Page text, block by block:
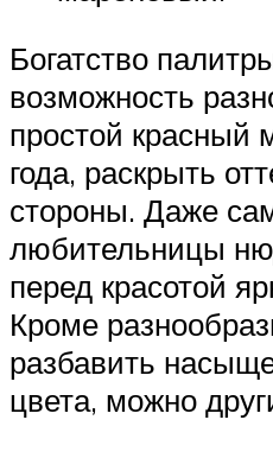
Богатство
возможность
простой красный
года, раскрыть
стороны. Даже
любительницы
перед красотой
Кроме
разбавить
цвета, можно